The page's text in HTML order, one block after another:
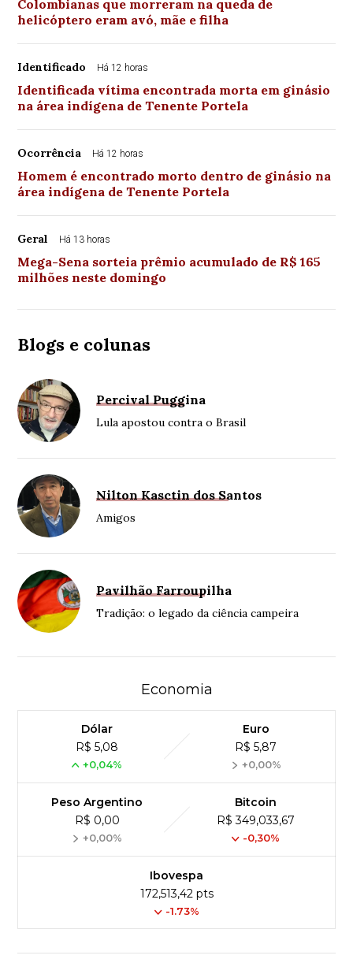
Colombianas que morreram na queda de
helicóptero eram avó, mãe e filha
Identificado Há 12 horas
Identificada vítima encontrada morta em ginásio
na área indígena de Tenente Portela
Ocorrência Há 12 horas
Homem é encontrado morto dentro de ginásio na
área indígena de Tenente Portela
Geral Há 13 horas
Mega-Sena sorteia prêmio acumulado de R$ 165
milhões neste domingo
Blogs e colunas
Percival Puggina
Lula apostou contra o Brasil
Nilton Kasctin dos Santos
Amigos
Pavilhão Farroupilha
Tradição: o legado da ciência campeira
Economia
Dólar
R$ 5,08
+0,04%
Euro
R$ 5,87
+0,00%
Peso Argentino
R$ 0,00
+0,00%
Bitcoin
R$ 349,033,67
-0,30%
Ibovespa
172,513,42 pts
-1.73%